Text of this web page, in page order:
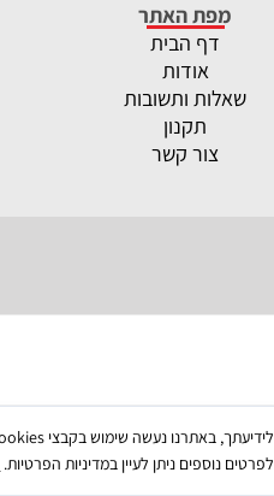
מפת האתר
דף הבית
אודות
שאלות ותשובות
תקנון
צור קשר
לפרטים נוספים ניתן לעיין במדיניות הפרטיות.